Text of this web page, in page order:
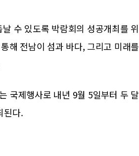
수 있도록 박람회의 성공개최를 위
해 전남이 섬과 바다, 그리고 미래를
국제행사로 내년 9월 5일부터 두 달
된다.